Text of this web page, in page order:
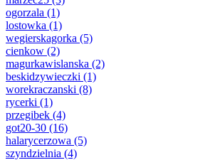
ogorzala (1)
lostowka (1)
wegierskagorka (5)
cienkow (2)
magurkawislanska (2)
beskidzywieczki (1)
worekraczanski (8)
rycerki (1)
przegibek (4)
got20-30 (16)
halarycerzowa (5)
szyndzielnia (4)